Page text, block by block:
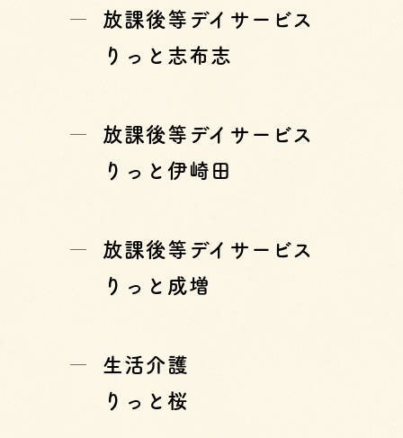
放課後等デイサービス
りっと志布志
放課後等デイサービス
りっと伊崎田
放課後等デイサービス
りっと成増
生活介護
りっと桜